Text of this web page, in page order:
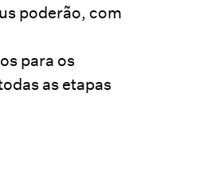
poderão, com
para os
as etapas